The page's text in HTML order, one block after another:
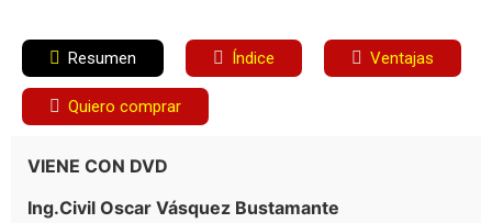
Resumen Índice Ventajas
Quiero comprar
VIENE CON DVD
Ing.Civil Oscar Vásquez Bustamante